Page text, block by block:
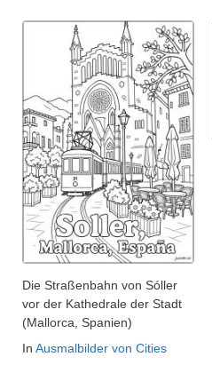
Die Straßenbahn von Sóller
vor der Kathedrale der Stadt
(Mallorca, Spanien)
In Ausmalbilder von Cities